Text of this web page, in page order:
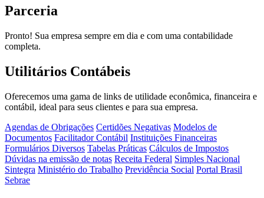
Parceria
Pronto! Sua empresa sempre em dia e com uma contabilidade
completa.
Utilitários Contábeis
Oferecemos uma gama de links de utilidade econômica, financeira e
contábil, ideal para seus clientes e para sua empresa.
Agendas de Obrigações Certidões Negativas Modelos de
Documentos Facilitador Contábil Instituições Financeiras
Formulários Diversos Tabelas Práticas Cálculos de Impostos
Dúvidas na emissão de notas Receita Federal Simples Nacional
Sintegra Ministério do Trabalho Previdência Social Portal Brasil
Sebrae